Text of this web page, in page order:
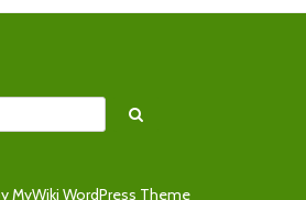
MyWiki WordPress Theme